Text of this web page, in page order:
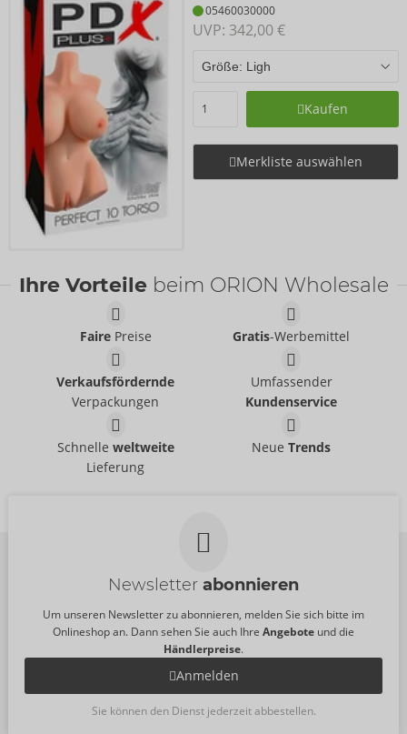
05460030000
UVP: 342,00 €
Kaufen
Merkliste auswählen
Ihre Vorteile beim ORION Wholesale
FairePreise Gratis-Werbemittel
Verkaufsfördernde
Verpackungen
Umfassender
Kundenservice
Schnelle weltweite
Lieferung
NeueTrends
Newsletter abonnieren
Um unseren Newsletter zu abonnieren, melden Sie sich bitte im
Onlineshop an. Dann sehen Sie auch Ihre Angebote und die
Händlerpreise.
Anmelden
Sie können den Dienst jederzeit abbestellen.